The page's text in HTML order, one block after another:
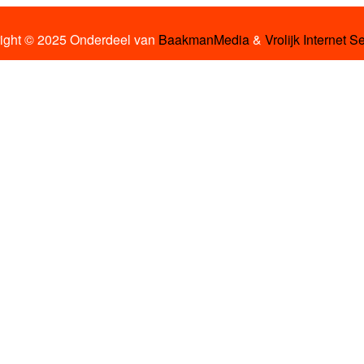
© 2025 Onderdeel van BaakmanMedia& Vrolijk Internet